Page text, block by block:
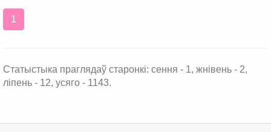
1
Статыстыка праглядаў старонкі: сення - 1, жнівень - 2,
ліпень - 12, усяго - 1143.